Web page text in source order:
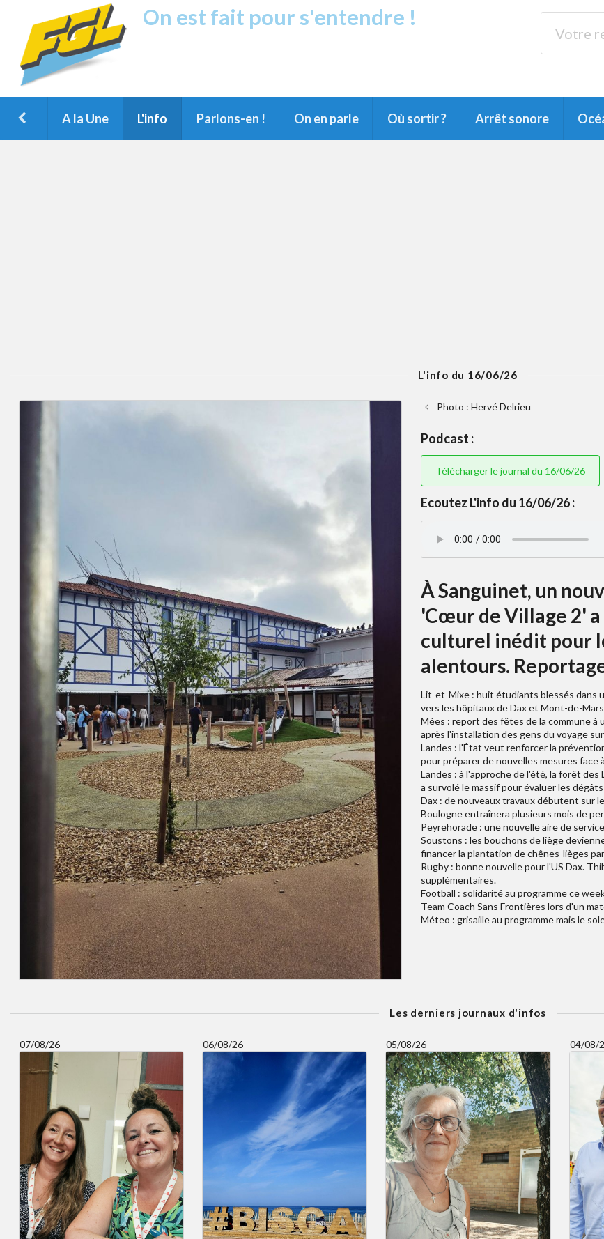
On est fait pour s'entendre !
A la Une L'info Parlons-en ! On en parle Où sortir ? Arrêt sonore
L'info du 16/06/26
Photo : Hervé Delrieu
Podcast :
Télécharger le journal du 16/06/26
Ecoutez L'info du 16/06/26 :
À Sanguinet, un
'Cœur de Village 2'
culturel inédit pour
alentours.
Lit-et-Mixe : huit étudiants blessés dans
vers les hôpitaux de Dax et Mont-de-
Mées : report des fêtes de la commune
après l'installation des gens du voyage
Landes : l'État veut renforcer la
pour préparer de nouvelles mesures face
Landes : à l'approche de l'été, la forêt
a survolé le massif pour évaluer les
Dax : de nouveaux travaux débutent sur
Boulogne entraînera plusieurs mois de
Peyrehorade : une nouvelle aire de
Soustons : les bouchons de liège
financer la plantation de chênes-lièges
Rugby : bonne nouvelle pour l'US Dax.
supplémentaires.
Football : solidarité au programme ce
Team Coach Sans Frontières lors d'un
Méteo : grisaille au programme mais le
Les derniers journaux d'infos
07/08/26 06/08/26 05/08/26 04/08/